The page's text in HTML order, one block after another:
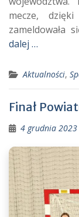
mecze,
zameldowała
dalej …
Aktualności,
Finał
4 grudnia 2023